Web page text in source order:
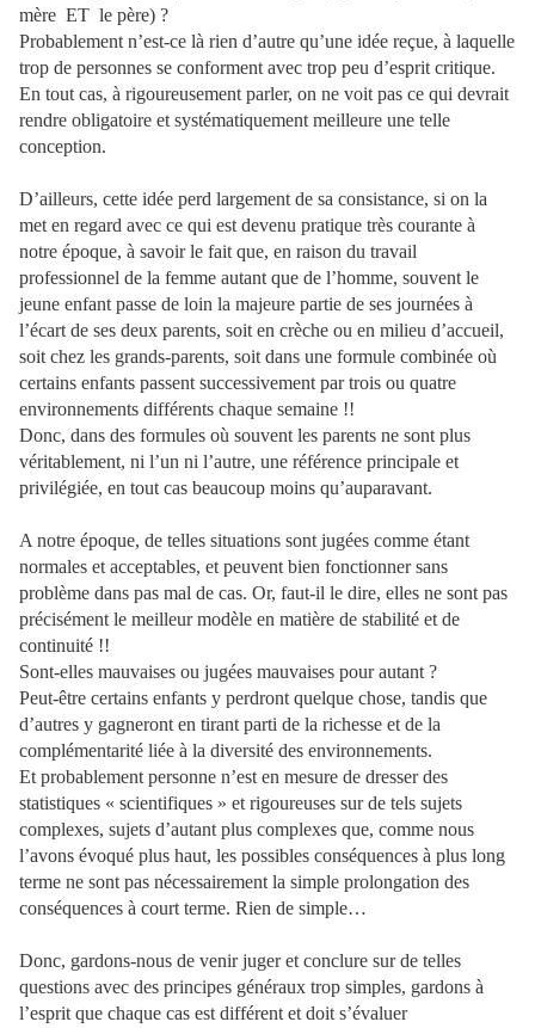
mère ET le père) ?
Probablement n’est-ce là rien d’autre qu’une idée reçue, à laquelle
trop de personnes se conforment avec trop peu d’esprit critique.
En tout cas, à rigoureusement parler, on ne voit pas ce qui devrait
rendre obligatoire et systématiquement meilleure une telle
conception.
D’ailleurs, cette idée perd largement de sa consistance, si on la
met en regard avec ce qui est devenu pratique très courante à
notre époque, à savoir le fait que, en raison du travail
professionnel de la femme autant que de l’homme, souvent le
jeune enfant passe de loin la majeure partie de ses journées à
l’écart de ses deux parents, soit en crèche ou en milieu d’accueil,
soit chez les grands-parents, soit dans une formule combinée où
certains enfants passent successivement par trois ou quatre
environnements différents chaque semaine !!
Donc, dans des formules où souvent les parents ne sont plus
véritablement, ni l’un ni l’autre, une référence principale et
privilégiée, en tout cas beaucoup moins qu’auparavant.
A notre époque, de telles situations sont jugées comme étant
normales et acceptables, et peuvent bien fonctionner sans
problème dans pas mal de cas. Or, faut-il le dire, elles ne sont pas
précisément le meilleur modèle en matière de stabilité et de
continuité !!
Sont-elles mauvaises ou jugées mauvaises pour autant ?
Peut-être certains enfants y perdront quelque chose, tandis que
d’autres y gagneront en tirant parti de la richesse et de la
complémentarité liée à la diversité des environnements.
Et probablement personne n’est en mesure de dresser des
statistiques « scientifiques » et rigoureuses sur de tels sujets
complexes, sujets d’autant plus complexes que, comme nous
l’avons évoqué plus haut, les possibles conséquences à plus long
terme ne sont pas nécessairement la simple prolongation des
conséquences à court terme. Rien de simple…
Donc, gardons-nous de venir juger et conclure sur de telles
questions avec des principes généraux trop simples, gardons à
l’esprit que chaque cas est différent et doit s’évaluer